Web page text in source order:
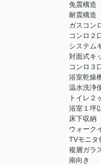
免震構造
耐震構造
ガスコン
コンロ２
システム
対面式キ
コンロ３
浴室乾燥
温水洗浄
トイレ２
浴室１坪
床下収納
ウォーク
TVモニタ
複層ガラ
南向き